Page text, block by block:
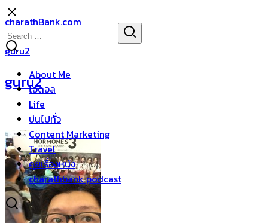
Skip
to
content
charathBank.com
About Me
ไอดอล
Life
บ่นไปทั่ว
Content Marketing
Travel
คุยเรื่องหนัง
charathbank podcast
Search
for:
guru2
guru2